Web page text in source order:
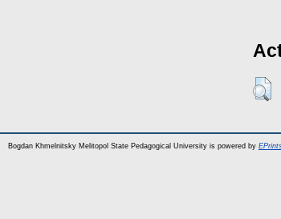
Bogdan Khmelnitsky Melitopol State Pedagogical University is powered by